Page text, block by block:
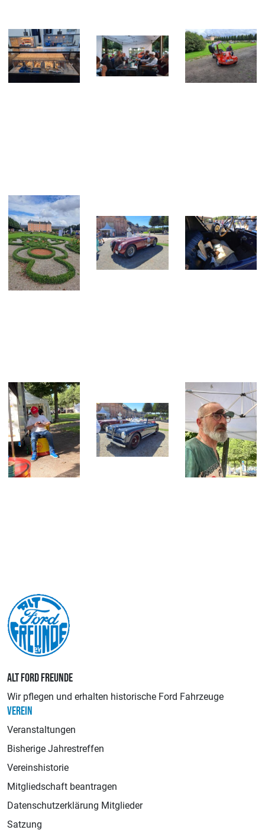
ALT FORD FREUNDE
Wir pflegen und erhalten historische Ford Fahrzeuge
VEREIN
Veranstaltungen
Bisherige Jahrestreffen
Vereinshistorie
Mitgliedschaft beantragen
Datenschutzerklärung Mitglieder
Satzung